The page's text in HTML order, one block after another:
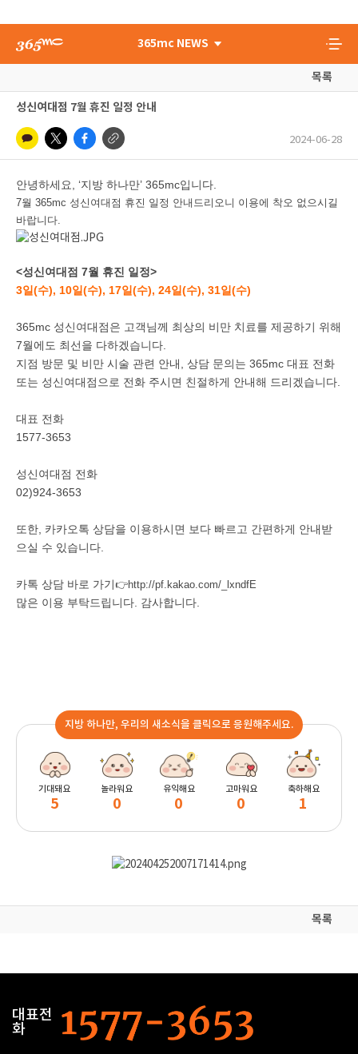
365mc NEWS
목록
성신여대점 7월 휴진 일정 안내
2024-06-28
안녕하세요, ‘지방 하나만’ 365mc입니다.
7월 365mc 성신여대점 휴진 일정 안내드리오니 이용에 착오 없으시길
바랍니다.
<성신여대점 7월 휴진 일정>
3일(수), 10일(수), 17일(수), 24일(수), 31일(수)
365mc 성신여대점은 고객님께 최상의 비만 치료를 제공하기 위해
7월에도 최선을 다하겠습니다.
지점 방문 및 비만 시술 관련 안내, 상담 문의는 365mc 대표 전화
또는 성신여대점으로 전화 주시면 친절하게 안내해 드리겠습니다.
대표 전화
1577-3653
성신여대점 전화
02)924-3653
또한, 카카오톡 상담을 이용하시면 보다 빠르고 간편하게 안내받
으실 수 있습니다.
카톡 상담 바로 가기👉http://pf.kakao.com/_lxndfE
많은 이용 부탁드립니다. 감사합니다.
지방 하나만, 우리의 새소식을 클릭으로 응원해주세요.
기대돼요
5
놀라워요
0
유익해요
0
고마워요
0
축하해요
1
목록
대표전
화